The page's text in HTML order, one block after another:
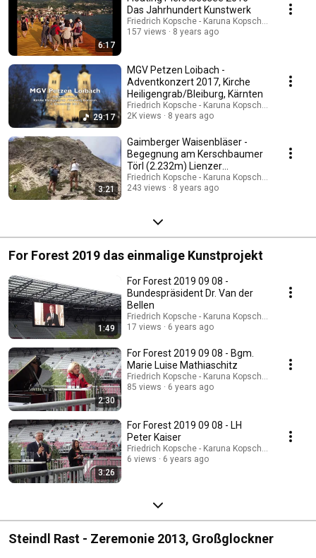
6:17
Das Jahrhundert Kunstwerk
Friedrich Kopsche - Karuna Kopsche-Tazoll
157 views
8 years ago
29:17
MGV Petzen Loibach -
Adventkonzert 2017, Kirche
Heiligengrab/Bleiburg, Kärnten
Friedrich Kopsche - Karuna Kopsche-Tazoll
2K views
8 years ago
3:21
Gaimberger Waisenbläser -
Begegnung am Kerschbaumer
Törl (2.232m) Lienzer
Dolomiten
Friedrich Kopsche - Karuna Kopsche-Tazoll
243 views
8 years ago
For Forest 2019 das einmalige Kunstprojekt
1:49
For Forest 2019 09 08 -
Bundespräsident Dr. Van der
Bellen
Friedrich Kopsche - Karuna Kopsche-Tazoll
17 views
6 years ago
2:30
For Forest 2019 09 08 - Bgm.
Marie Luise Mathiaschitz
Friedrich Kopsche - Karuna Kopsche-Tazoll
85 views
6 years ago
3:26
For Forest 2019 09 08 - LH
Peter Kaiser
Friedrich Kopsche - Karuna Kopsche-Tazoll
6 views
6 years ago
Steindl Rast - Zeremonie 2013, Großglockner